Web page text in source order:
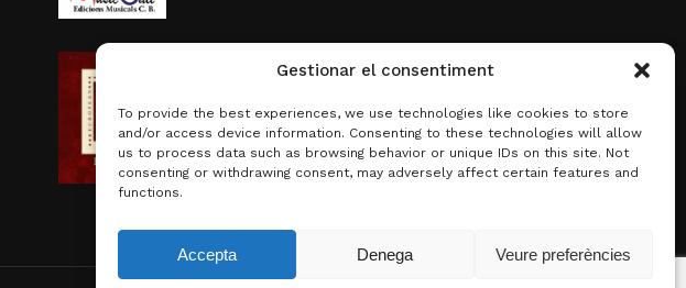
Gestionar el consentiment
To provide the best experiences, we use technologies like cookies to store
and/or access device information. Consenting to these technologies will allow
us to process data such as browsing behavior or unique IDs on this site. Not
consenting or withdrawing consent, may adversely affect certain features and
functions.
Accepta Denega Veure preferències
Ver carrito Finalizar compra